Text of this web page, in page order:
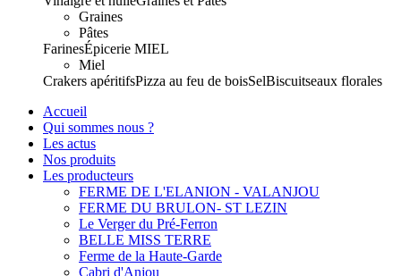
Graines
Pâtes
FarinesÉpicerie MIEL
Miel
Crakers apéritifsPizza au feu de boisSelBiscuitseaux florales
Accueil
Qui sommes nous ?
Les actus
Nos produits
Les producteurs
FERME DE L'ELANION - VALANJOU
FERME DU BRULON- ST LEZIN
Le Verger du Pré-Ferron
BELLE MISS TERRE
Ferme de la Haute-Garde
Cabri d'Anjou